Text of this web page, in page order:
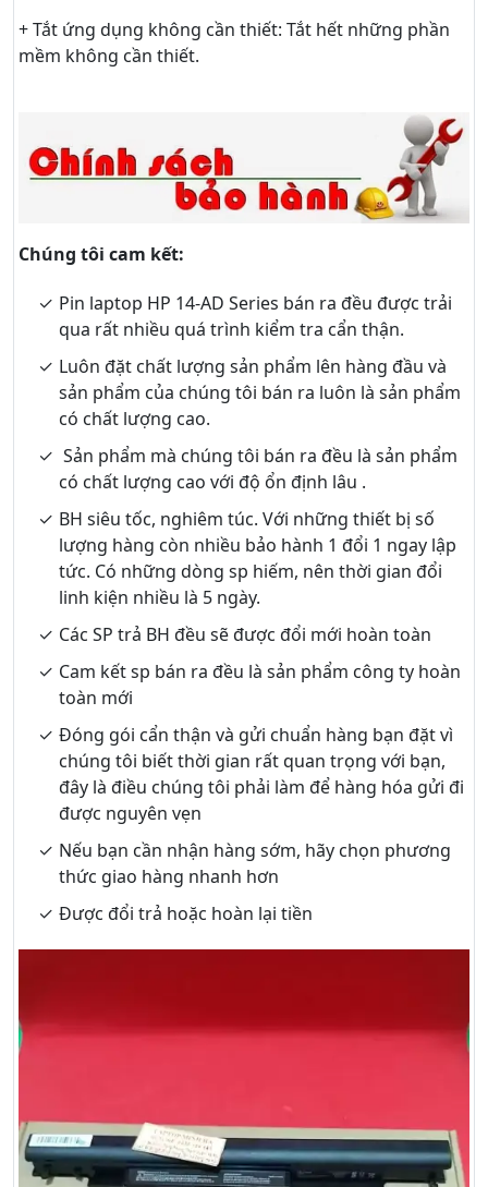
+ Tắt ứng dụng không cần thiết: Tắt hết những phần
mềm không cần thiết.
Chúng tôi cam kết:
Pin laptop HP 14-AD Series bán ra đều được trải
qua rất nhiều quá trình kiểm tra cẩn thận.
Luôn đặt chất lượng sản phẩm lên hàng đầu và
sản phẩm của chúng tôi bán ra luôn là sản phẩm
có chất lượng cao.
Sản phẩm mà chúng tôi bán ra đều là sản phẩm
có chất lượng cao với độ ổn định lâu .
BH siêu tốc, nghiêm túc. Với những thiết bị số
lượng hàng còn nhiều bảo hành 1 đổi 1 ngay lập
tức. Có những dòng sp hiếm, nên thời gian đổi
linh kiện nhiều là 5 ngày.
Các SP trả BH đều sẽ được đổi mới hoàn toàn
Cam kết sp bán ra đều là sản phẩm công ty hoàn
toàn mới
Đóng gói cẩn thận và gửi chuẩn hàng bạn đặt vì
chúng tôi biết thời gian rất quan trọng với bạn,
đây là điều chúng tôi phải làm để hàng hóa gửi đi
được nguyên vẹn
Nếu bạn cần nhận hàng sớm, hãy chọn phương
thức giao hàng nhanh hơn
Được đổi trả hoặc hoàn lại tiền